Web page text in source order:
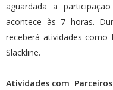
aguardada a
acontece às 7 horas.
receberá atividades como
Slackline.
Atividades com Parceiros